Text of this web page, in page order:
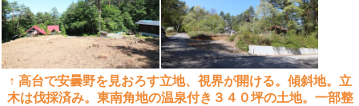
↑ 高台で安曇野を見おろす立地、視界が開ける。傾斜地。立
木は伐採済み。東南角地の温泉付き３４０坪の土地。一部整